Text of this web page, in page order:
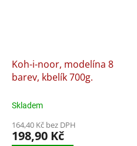
Koh-i-noor, modelína 8
barev, kbelík 700g.
Skladem
164,40 Kč bez DPH
198,90 Kč